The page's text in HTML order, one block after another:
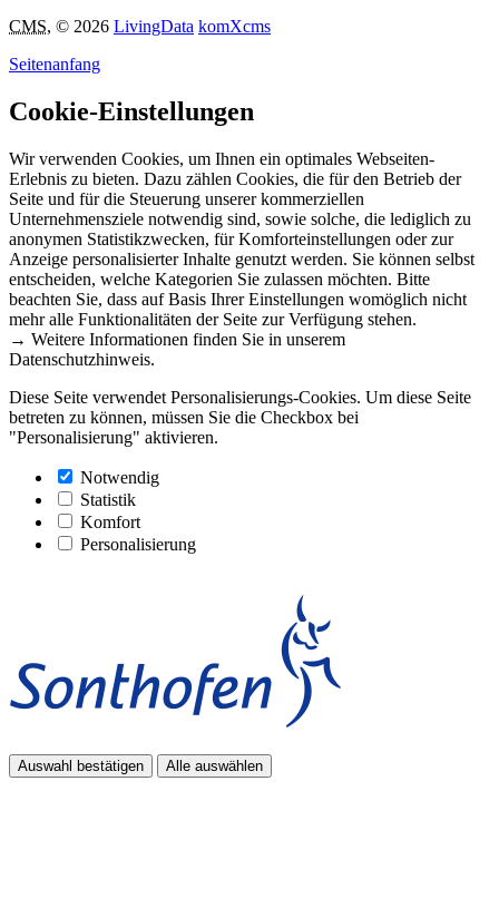
CMS, © 2026 LivingData komXcms
Seitenanfang
Cookie-Einstellungen
Wir verwenden Cookies, um Ihnen ein optimales Webseiten-
Erlebnis zu bieten. Dazu zählen Cookies, die für den Betrieb der
Seite und für die Steuerung unserer kommerziellen
Unternehmensziele notwendig sind, sowie solche, die lediglich zu
anonymen Statistikzwecken, für Komforteinstellungen oder zur
Anzeige personalisierter Inhalte genutzt werden. Sie können selbst
entscheiden, welche Kategorien Sie zulassen möchten. Bitte
beachten Sie, dass auf Basis Ihrer Einstellungen womöglich nicht
mehr alle Funktionalitäten der Seite zur Verfügung stehen.
→ Weitere Informationen finden Sie in unserem
Datenschutzhinweis.
Diese Seite verwendet Personalisierungs-Cookies. Um diese Seite
betreten zu können, müssen Sie die Checkbox bei
"Personalisierung" aktivieren.
Notwendig
Statistik
Komfort
Personalisierung
Auswahl bestätigen Alle auswählen